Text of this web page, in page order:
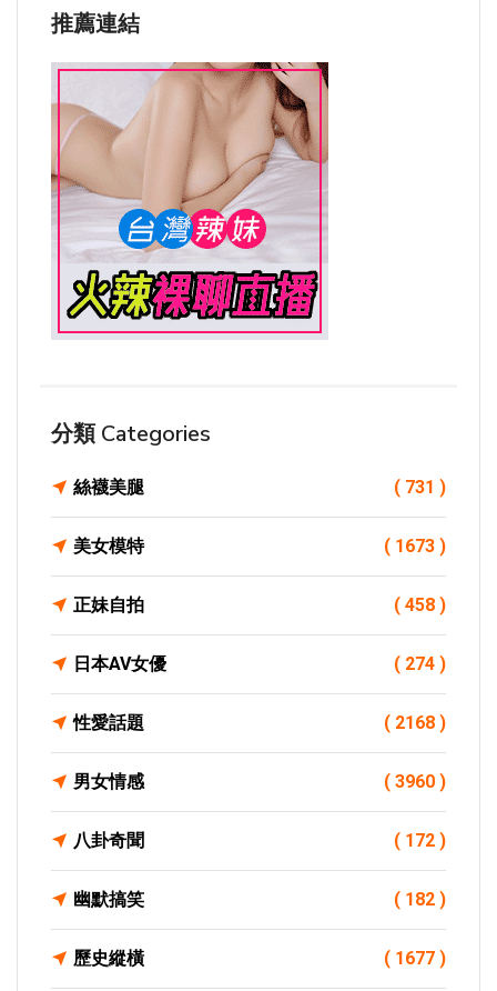
推薦連結
分類 Categories
絲襪美腿 ( 731 )
美女模特 ( 1673 )
正妹自拍 ( 458 )
日本AV女優 ( 274 )
性愛話題 ( 2168 )
男女情感 ( 3960 )
八卦奇聞 ( 172 )
幽默搞笑 ( 182 )
歷史縱橫 ( 1677 )